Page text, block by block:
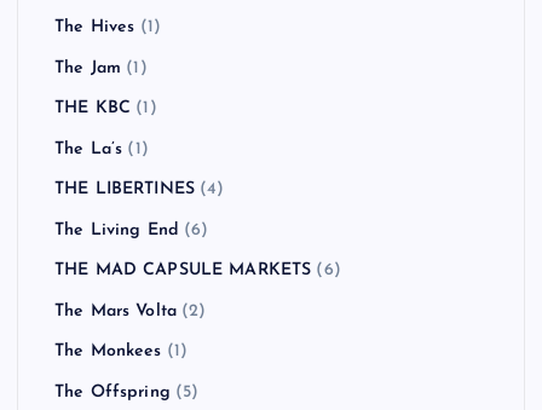
The Hives (1)
The Jam (1)
THE KBC (1)
The La’s (1)
THE LIBERTINES (4)
The Living End (6)
THE MAD CAPSULE MARKETS (6)
The Mars Volta (2)
The Monkees (1)
The Offspring (5)